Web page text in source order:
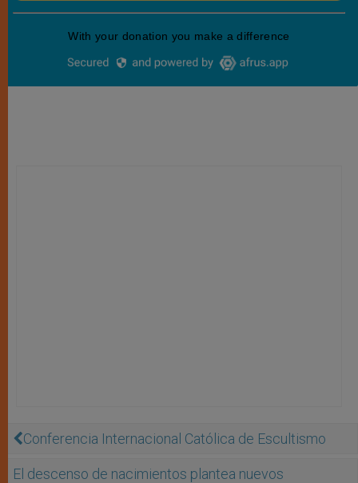
Conferencia Internacional Católica de Escultismo
El descenso de nacimientos plantea nuevos